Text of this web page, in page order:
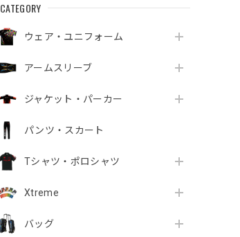
CATEGORY
ウェア・ユニフォーム
アームスリーブ
ジャケット・パーカー
パンツ・スカート
Tシャツ・ポロシャツ
Xtreme
バッグ